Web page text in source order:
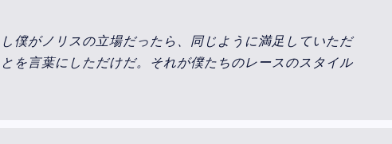
僕がノリスの立場だったら、同じように満足していただ
を言葉にしただけだ。それが僕たちのレースのスタイル